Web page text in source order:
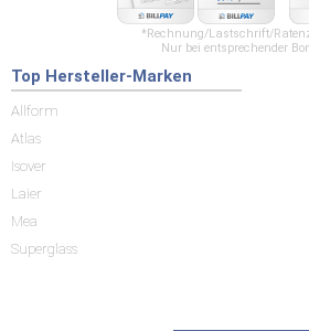
*Rechnung/Lastschrift/
Nur bei entsprechender
Top Hersteller-Marken
Allform
Atlas
Isover
Laier
Mea
Superglass